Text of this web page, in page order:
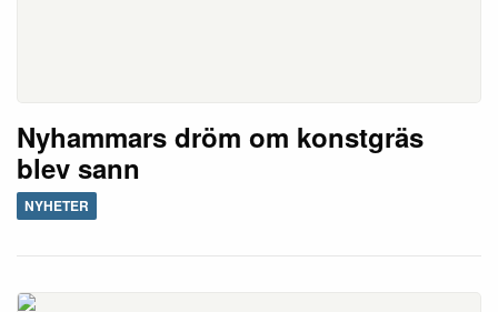
Nyhammars dröm om konstgräs
blev sann
NYHETER